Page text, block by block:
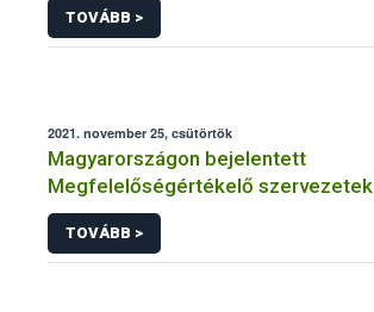
TOVÁBB >
2021. november 25, csütörtök
Magyarországon bejelentett
Megfelelőségértékelő szervezetek
TOVÁBB >